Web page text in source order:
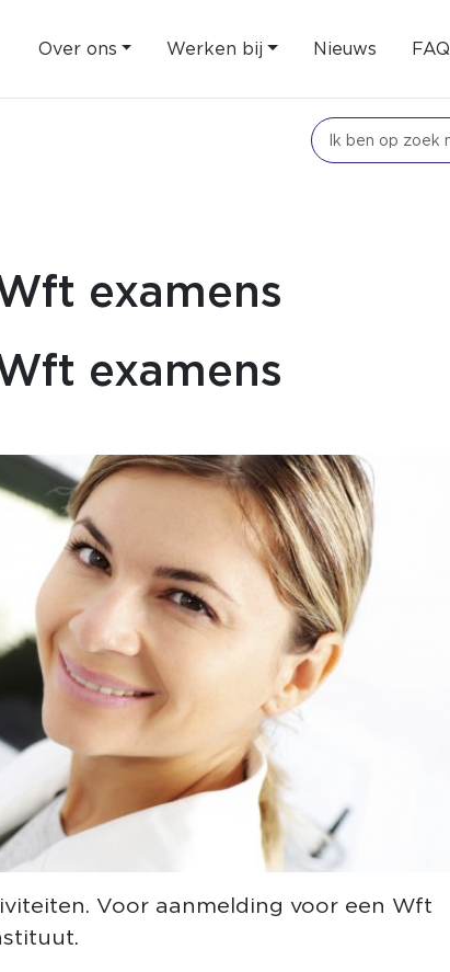
Over ons Werken bij Nieuws FAQ
examens
examens
Voor aanmelding voor een Wft